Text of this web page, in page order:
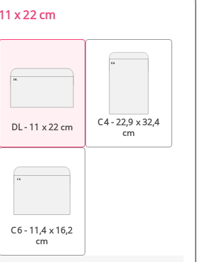
x 22 cm
DL - 11 x 22 cm
C4 - 22,9 x 32,4
cm
C6 - 11,4 x 16,2
cm